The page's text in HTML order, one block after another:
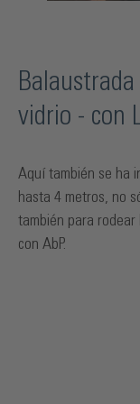
vidrio - con
Aquí también se ha
hasta 4 metros, no
también para rodear
con AbP.